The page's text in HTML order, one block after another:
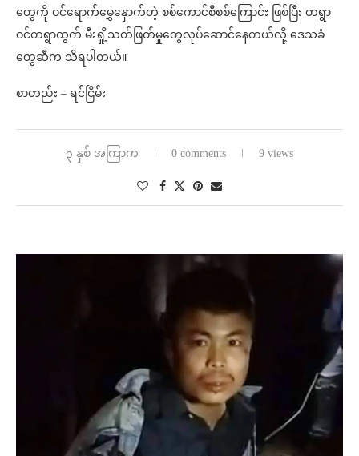
တွေကို ဝင်ရောက်မွှေနှောက်တဲ့ စစ်ကောင်စီစစ်ကြောင်း ဖြစ်ပြီး တရွာ
ဝင်တရွာထွက် မီးရှို့သတ်ဖြတ်မှုတွေလုပ်ဆောင်နေတယ်လို့ ဒေသခံ
တွေဆီက သိရပါတယ်။
စာတည်း – ရင်ငြိမ်း
၃ နှစ် အကြာက 0 comments 9 views